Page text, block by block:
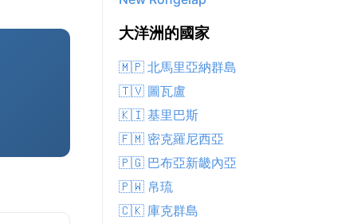
大洋洲的國家
🇲🇵 北馬里亞納群島
🇹🇻 圖瓦盧
🇰🇮 基里巴斯
🇫🇲 密克羅尼西亞
🇵🇬 巴布亞新畿內亞
🇵🇼 帛琉
🇨🇰 庫克群島